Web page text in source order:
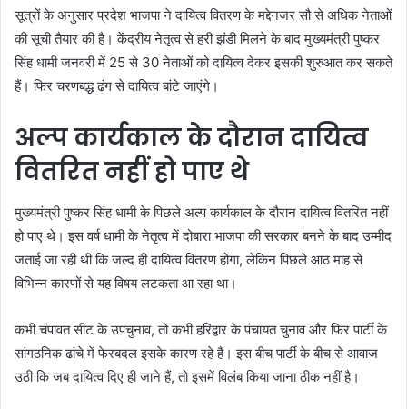
सूत्रों के अनुसार प्रदेश भाजपा ने दायित्व वितरण के मद्देनजर सौ से अधिक नेताओं
की सूची तैयार की है। केंद्रीय नेतृत्व से हरी झंडी मिलने के बाद मुख्यमंत्री पुष्कर
सिंह धामी जनवरी में 25 से 30 नेताओं को दायित्व देकर इसकी शुरुआत कर सकते
हैं। फिर चरणबद्ध ढंग से दायित्व बांटे जाएंगे।
अल्प कार्यकाल के दौरान दायित्व
वितरित नहीं हो पाए थे
मुख्यमंत्री पुष्कर सिंह धामी के पिछले अल्प कार्यकाल के दौरान दायित्व वितरित नहीं
हो पाए थे। इस वर्ष धामी के नेतृत्व में दोबारा भाजपा की सरकार बनने के बाद उम्मीद
जताई जा रही थी कि जल्द ही दायित्व वितरण होगा, लेकिन पिछले आठ माह से
विभिन्न कारणों से यह विषय लटकता आ रहा था।
कभी चंपावत सीट के उपचुनाव, तो कभी हरिद्वार के पंचायत चुनाव और फिर पार्टी के
सांगठनिक ढांचे में फेरबदल इसके कारण रहे हैं। इस बीच पार्टी के बीच से आवाज
उठी कि जब दायित्व दिए ही जाने हैं, तो इसमें विलंब किया जाना ठीक नहीं है।